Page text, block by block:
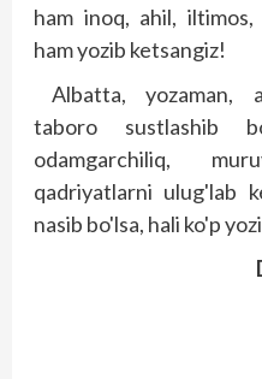
ham inoq, ahil, iltimos,
ham yozib ketsangiz!
Albatta, yozaman,
taboro sustlashib
odamgarchiliq,
qadriyatlarni ulug'lab
nasib bo'lsa, hali ko'p